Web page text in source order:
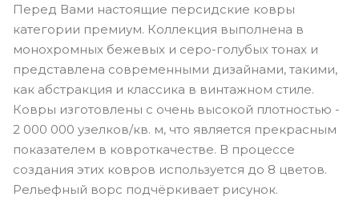
Перед Вами настоящие персидские ковры
категории премиум. Коллекция выполнена в
монохромных бежевых и серо-голубых тонах и
представлена современными дизайнами, такими,
как абстракция и классика в винтажном стиле.
Ковры изготовлены с очень высокой плотностью -
2 000 000 узелков/кв. м, что является прекрасным
показателем в ковроткачестве. В процессе
создания этих ковров используется до 8 цветов.
Рельефный ворс подчёркивает рисунок.